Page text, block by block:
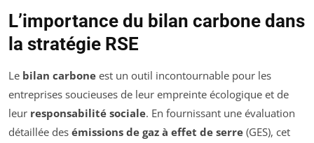
L’importance du bilan carbone dans
la stratégie RSE
Le bilan carbone est un outil incontournable pour les
entreprises soucieuses de leur empreinte écologique et de
leur responsabilité sociale. En fournissant une évaluation
détaillée des émissions de gaz à effet de serre (GES), cet